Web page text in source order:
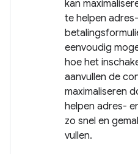
kan
te helpen
eenvoudig
hoe het
aanvullen de
maximaliseren
helpen adres-
zo snel en
vullen.